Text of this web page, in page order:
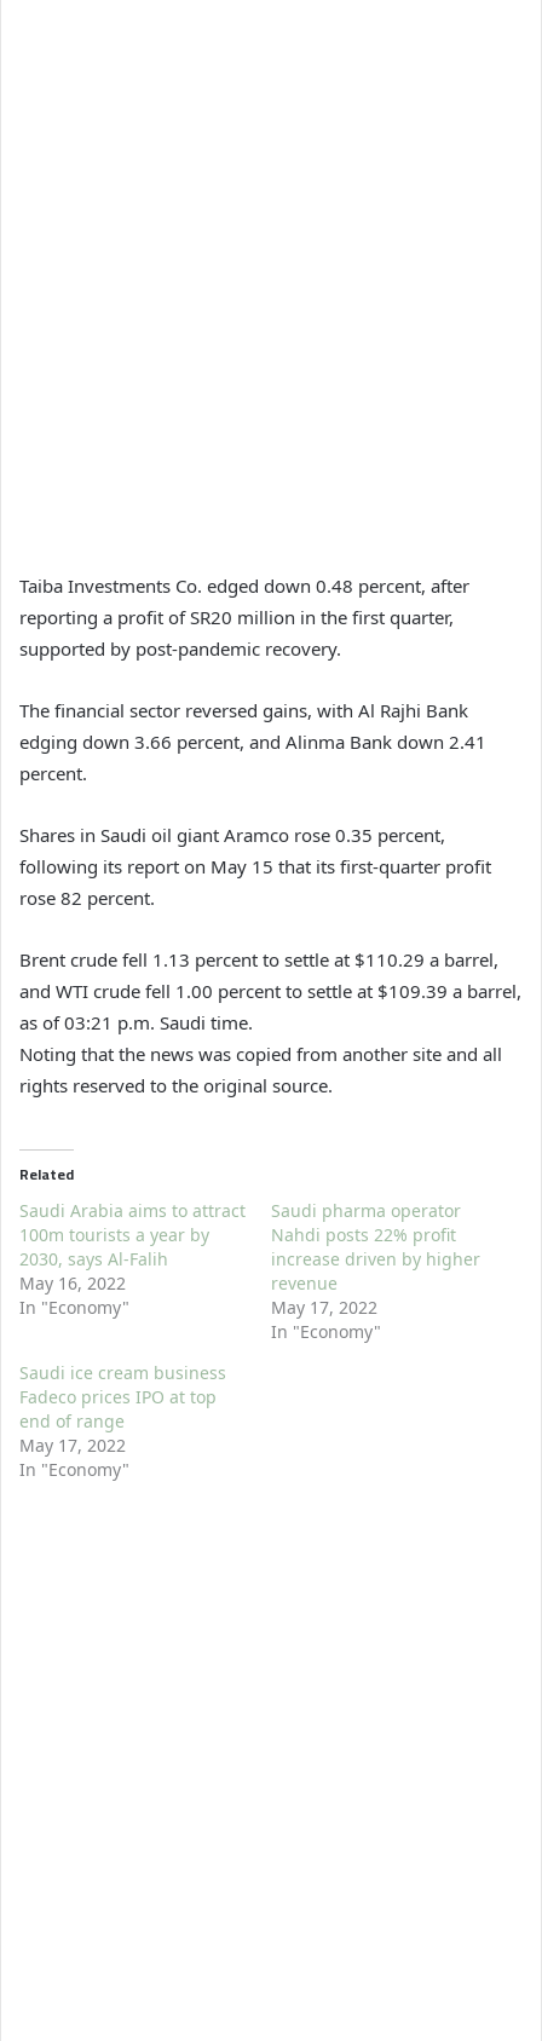
Taiba Investments Co. edged down 0.48 percent, after
reporting a profit of SR20 million in the first quarter,
supported by post-pandemic recovery.
The financial sector reversed gains, with Al Rajhi Bank
edging down 3.66 percent, and Alinma Bank down 2.41
percent.
Shares in Saudi oil giant Aramco rose 0.35 percent,
following its report on May 15 that its first-quarter profit
rose 82 percent.
Brent crude fell 1.13 percent to settle at $110.29 a barrel,
and WTI crude fell 1.00 percent to settle at $109.39 a barrel,
as of 03:21 p.m. Saudi time.
Noting that the news was copied from another site and all
rights reserved to the original source.
Related
Saudi Arabia aims to attract
100m tourists a year by
2030, says Al-Falih
May 16, 2022
In "Economy"
Saudi pharma operator
Nahdi posts 22% profit
increase driven by higher
revenue
May 17, 2022
In "Economy"
Saudi ice cream business
Fadeco prices IPO at top
end of range
May 17, 2022
In "Economy"